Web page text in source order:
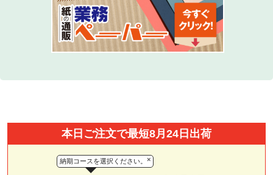
本日ご注文で最短8月24日出荷
×
納期コースを選択ください。